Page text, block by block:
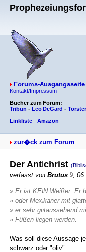
Forums-Ausgangsseite
Kontakt/Impressum
Bücher zum Forum:
Tribun - Leo DeGard -
Linkliste - Amazon
zur�ck zum Forum
Der Antichrist
verfasst von Brutus ,
» Er ist KEIN Weißer. Er
» oder Mexikaner mit
» er sehr gutaussehend
» Füßen liegen werden.
Was soll diese Aussage
schwarz oder "oliv".